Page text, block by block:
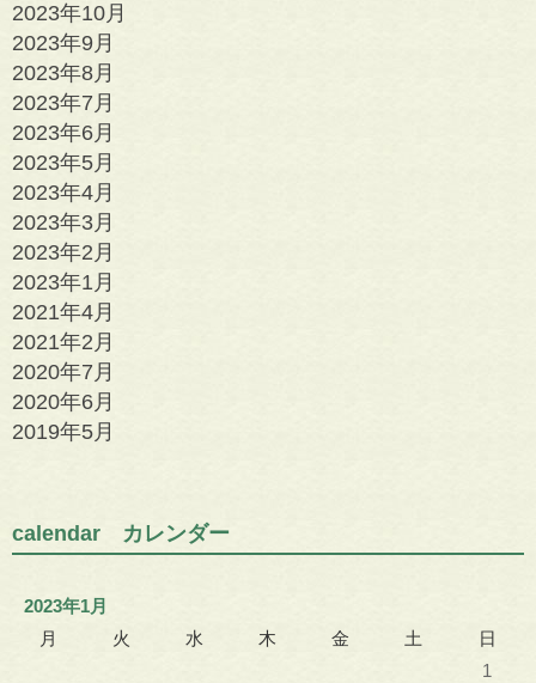
2023年10月
2023年9月
2023年8月
2023年7月
2023年6月
2023年5月
2023年4月
2023年3月
2023年2月
2023年1月
2021年4月
2021年2月
2020年7月
2020年6月
2019年5月
calendar カレンダー
2023年1月
月
火 水 木 金 土
日
1